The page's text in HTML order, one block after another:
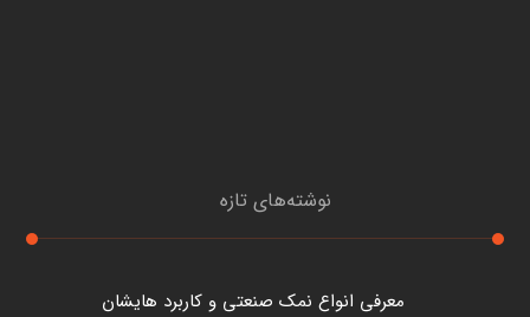
نوشته‌های تازه
معرفی انواع نمک صنعتی و کاربرد هایشان